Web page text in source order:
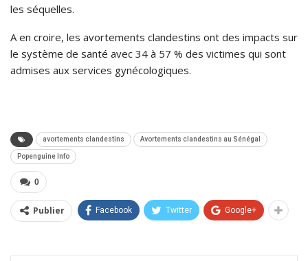
les séquelles.
A en croire, les avortements clandestins ont des impacts sur
le système de santé avec 34 à 57 % des victimes qui sont
admises aux services gynécologiques.
avortements clandestins Avortements clandestins au Sénégal
Popenguine Info
0
Publier Facebook Twitter Google+